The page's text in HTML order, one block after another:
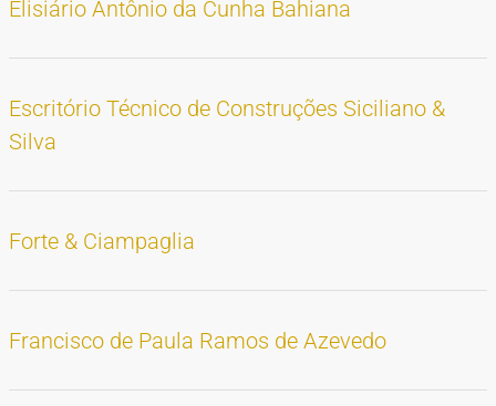
Elisiário Antônio da Cunha Bahiana
Escritório Técnico de Construções Siciliano &
Silva
Forte & Ciampaglia
Francisco de Paula Ramos de Azevedo